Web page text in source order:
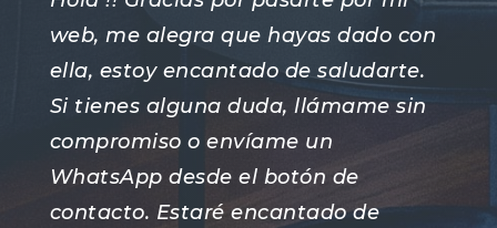
web, me alegra que hayas dado con
ella, estoy encantado de saludarte.
Si tienes alguna duda, llámame sin
compromiso o envíame un
WhatsApp desde el botón de
contacto. Estaré encantado de